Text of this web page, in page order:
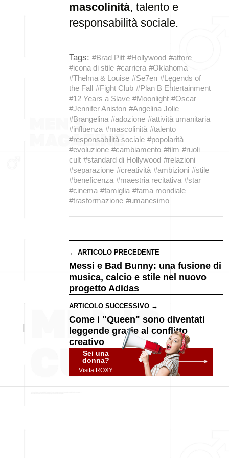
mascolinità, talento e
responsabilità sociale.
Tags: #Brad Pitt #Hollywood #attore
#icona di stile #carriera #Oklahoma
#Thelma & Louise #Se7en #Legends of
the Fall #Fight Club #Plan B Entertainment
#12 Years a Slave #Moonlight #Oscar
#Jennifer Aniston #Angelina Jolie
#Brangelina #adozione #attività umanitaria
#influenza #mascolinità #talento
#responsabilità sociale #popolarità
#evoluzione #cambiamento #film #ruoli
cult #standard di Hollywood #relazioni
#separazione #creatività #ambizioni #stile
#beneficenza #maestria recitativa #star
#cinema #famiglia #fama mondiale
#trasformazione #umanesimo
← ARTICOLO PRECEDENTE
Messi e Bad Bunny: una fusione di
musica, calcio e stile nel nuovo
progetto Adidas
ARTICOLO SUCCESSIVO →
Come i "Queen" sono diventati
leggende grazie al conflitto
creativo
Sei una
donna?
Visita ROXY